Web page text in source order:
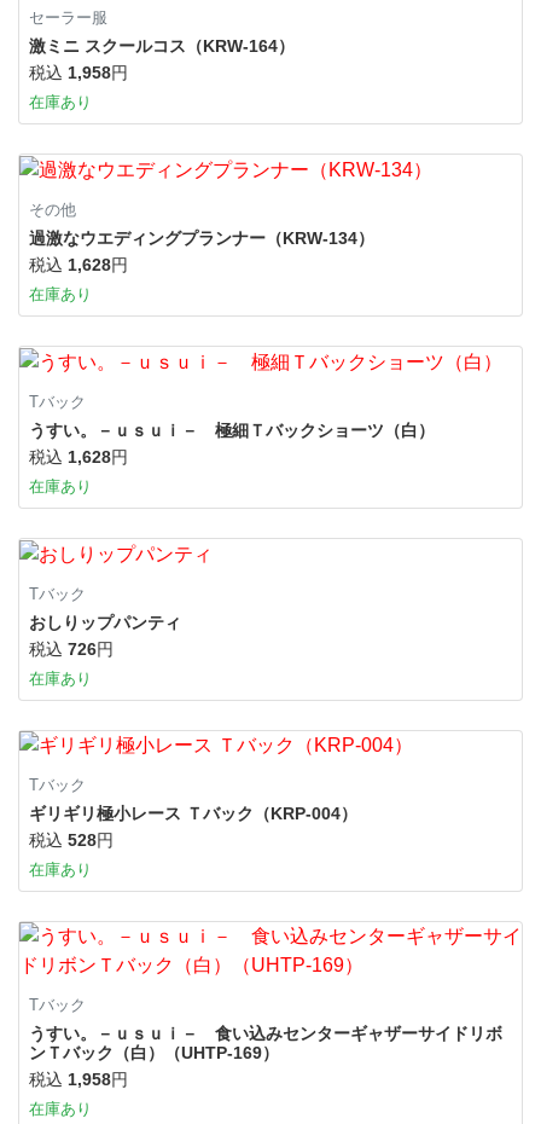
セーラー服
激ミニ スクールコス（KRW-164）
税込 1,958円
在庫あり
その他
過激なウエディングプランナー（KRW-134）
税込 1,628円
在庫あり
Tバック
うすい。－ｕｓｕｉ－ 極細Ｔバックショーツ（白）
税込 1,628円
在庫あり
Tバック
おしりップパンティ
税込 726円
在庫あり
Tバック
ギリギリ極小レース Ｔバック（KRP-004）
税込 528円
在庫あり
Tバック
うすい。－ｕｓｕｉ－ 食い込みセンターギャザーサイドリボ
ンＴバック（白）（UHTP-169）
税込 1,958円
在庫あり